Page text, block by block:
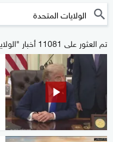
تم العثور على 11081 أخبار "الولايات المتحدة"